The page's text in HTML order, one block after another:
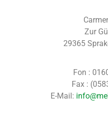
Zur
29365
Fon :
Fax :
E-Mail: